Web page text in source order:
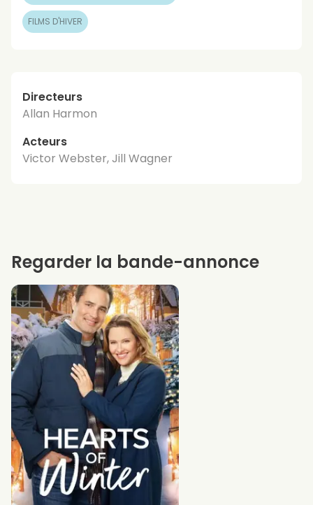
FILMS D'HIVER
Directeurs
Allan Harmon
Acteurs
Victor Webster, Jill Wagner
Regarder la bande-annonce